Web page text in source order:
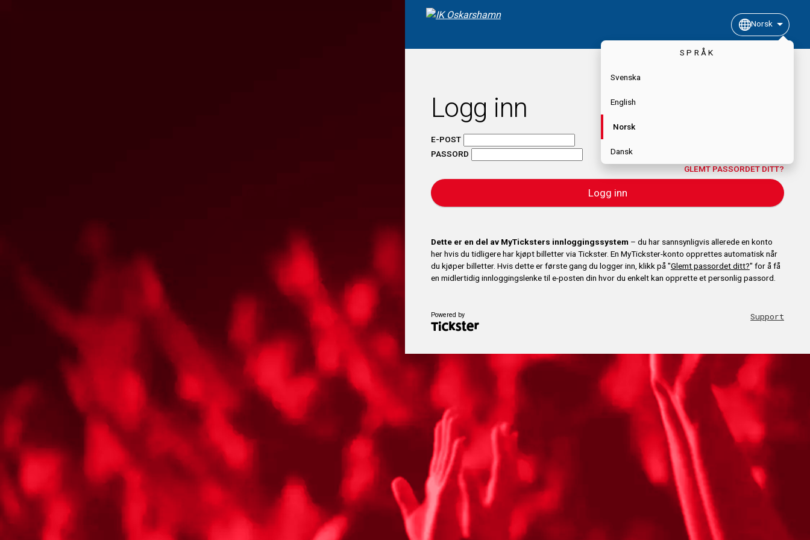
Norsk
SPRÅK
Svenska
English
Norsk
Dansk
Logg inn
E-POST
PASSORD
GLEMT PASSORDET DITT?
Logg inn
Dette er en del av MyTicksters innloggingssystem – du har sannsynligvis allerede en konto
her hvis du tidligere har kjøpt billetter via Tickster. En MyTickster-konto opprettes automatisk når
du kjøper billetter. Hvis dette er første gang du logger inn, klikk på "Glemt passordet ditt?" for å få
en midlertidig innloggingslenke til e-posten din hvor du enkelt kan opprette et personlig passord.
Powered by Support